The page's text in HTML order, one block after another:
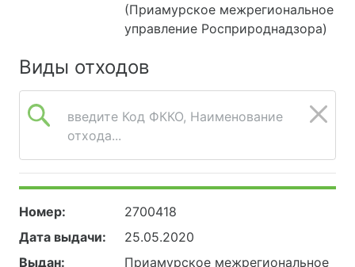
(Приамурское межрегиональное
управление Росприроднадзора)
Виды отходов
введите Код ФККО, Наименование
отхода...
Номер:
2700418
Дата выдачи:
25.05.2020
Выдан:
Приамурское межрегиональное